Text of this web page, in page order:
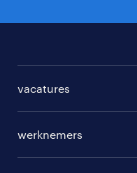
vacatures
werknemers